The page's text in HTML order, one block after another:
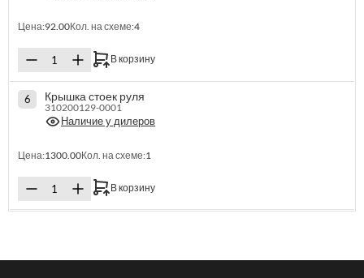
Цена:92.00Кол. на схеме:4
В корзину
6 Крышка стоек руля
310200129-0001
Наличие у дилеров
Цена:1300.00Кол. на схеме:1
В корзину